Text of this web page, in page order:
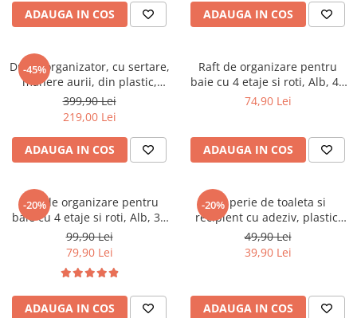
Ustensile27 x 22 cm
ADAUGA IN COS ADAUGA IN COS
-45%
Dulap organizator, cu sertare,
manere aurii, din plastic,
pentru spatii inguste, Alb/Gri,
16 x 36 x 78 cm
399,90 Lei
219,00 Lei
ADAUGA IN COS
Raft de organizare pentru
baie cu 4 etaje si roti, Alb, 40
x 22 x 87 cm
74,90 Lei
ADAUGA IN COS
-20%
Raft de organizare pentru
baie cu 4 etaje si roti, Alb, 34
x 24 x 93 cm
99,90 Lei
79,90 Lei
ADAUGA IN COS
-20%
Set perie de toaleta si
recipient cu adeziv, plastic,
peri din silicon moale,
flexibili, Alb/Gri, 10 x 52.5 cm
49,90 Lei
39,90 Lei
ADAUGA IN COS